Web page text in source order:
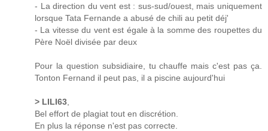
- La direction du vent est : sus-sud/ouest, mais uniquement
lorsque Tata Fernande a abusé de chili au petit déj'
- La vitesse du vent est égale à la somme des roupettes du
Père Noël divisée par deux
Pour la question subsidiaire, tu chauffe mais c'est pas ça.
Tonton Fernand il peut pas, il a piscine aujourd'hui
> LILI63
Bel effort de plagiat tout en discrétion.
En plus la réponse n'est pas correcte.